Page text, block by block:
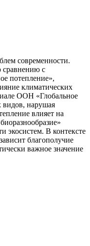
современности.
сравнению с
потепление»,
климатических
ООН «Глобальное
видов, нарушая
влияет на
экосистем. В контексте
благополучие
важное значение